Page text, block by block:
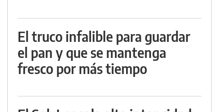
El truco infalible para guardar
el pan y que se mantenga
fresco por más tiempo